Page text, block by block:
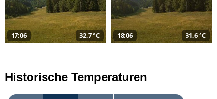
17:06 32,7 °C 18:06 31,6 °C
Historische Temperaturen